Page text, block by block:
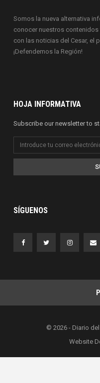
Somos la nueva alternativa
conocer nuestros
con las noticias del Cesar, el
¡Defendemos la Región!
HOJA INFORMATIVA
Subscribe our newsletter to
SÍGUENOS
© 2026 - Diario
Website